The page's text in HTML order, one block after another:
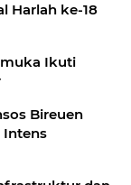
Harlah ke-18
Ikuti
Bireuen
Intens